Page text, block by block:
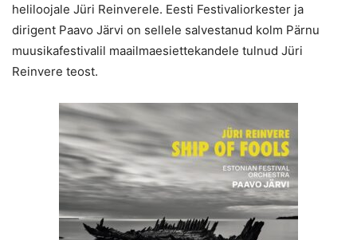
heliloojale Jüri Reinverele. Eesti Festivaliorkester ja
dirigent Paavo Järvi on sellele salvestanud kolm Pärnu
muusikafestivalil maailmaesiettekandele tulnud Jüri
Reinvere teost.